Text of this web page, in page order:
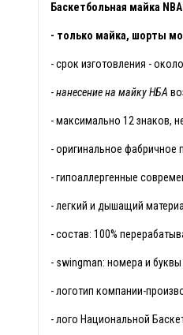
Баскетбольная майка
- только майка, шорты
- срок изготовления -
-нанесение на майку НБА
- максимально 12 знаков,
- оригинальное фабричное
- гипоаллергенные
- легкий и дышащий
- состав: 100%
- swingman: номера и
- логотип компании-
- лого Национальной